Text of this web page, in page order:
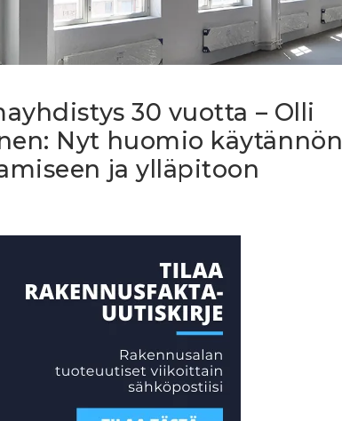
30 vuotta – Olli
Nyt huomio käytännön
ja ylläpitoon